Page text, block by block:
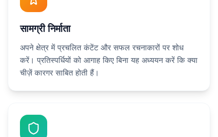
सामग्री निर्माता
अपने क्षेत्र में प्रचलित कंटेंट और सफल रचनाकारों पर शोध
करें। प्रतिस्पर्धियों को आगाह किए बिना यह अध्ययन करें कि क्या
चीज़ें कारगर साबित होती हैं।